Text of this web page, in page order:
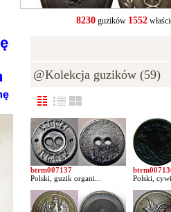
8230guzików 1552
@Kolekcja guzików (59)
btrm007137
Polski, guzik organi...
Polski,